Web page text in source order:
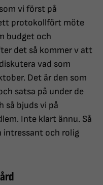
vi först på
protokollfört möte
budget och
det så kommer v att
vad som
Det är den som
satsa på under de
så bjuds vi på
Inte klart ännu. Så
intressant och rolig